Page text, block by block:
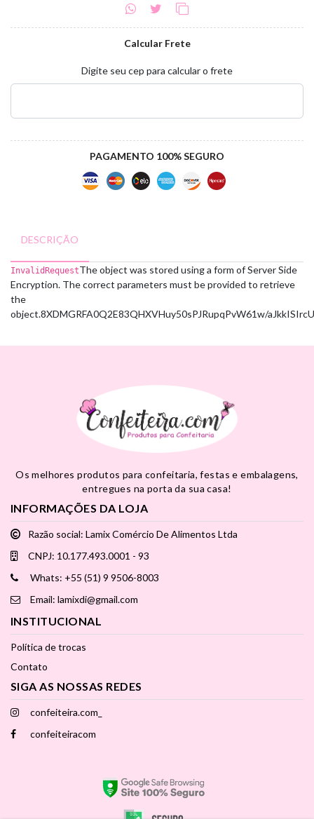
Calcular Frete
Digite seu cep para calcular o frete
PAGAMENTO 100% SEGURO
DESCRIÇÃO
InvalidRequestThe object was stored using a form of Server Side
Encryption. The correct parameters must be provided to retrieve
the
object.8XDMGRFA0Q2E83QHXVHuy50sPJRupqPvW61w/
Os melhores produtos para confeitaria, festas e embalagens,
entregues na porta da sua casa!
INFORMAÇÕES DA LOJA
Razão social: Lamix Comércio De Alimentos Ltda
CNPJ: 10.177.493.0001 - 93
Whats: +55 (51) 9 9506-8003
Email: lamixdi@gmail.com
INSTITUCIONAL
Política de trocas
Contato
SIGA AS NOSSAS REDES
confeiteira.com_
confeiteiracom